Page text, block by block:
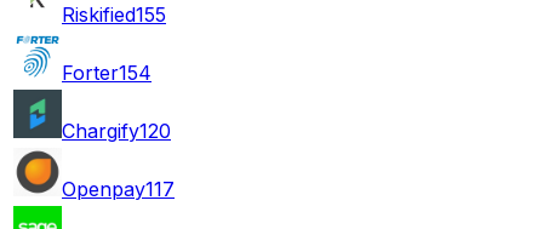
Riskified155
Forter154
Chargify120
Openpay117